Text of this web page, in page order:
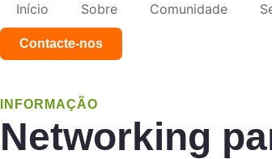
Início Sobre Comunidade
Contacte-nos
INFORMAÇÃO
Networking